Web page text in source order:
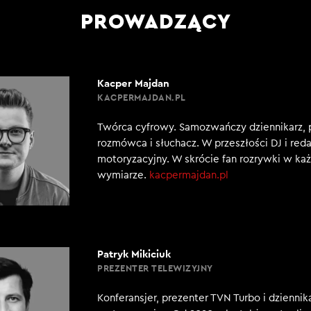
PROWADZĄCY
Kacper Majdan
KACPERMAJDAN.PL
Twórca cyfrowy. Samozwańczy dziennikarz,
rozmówca i słuchacz. W przeszłości DJ i
motoryzacyjny. W skrócie fan rozrywki w
wymiarze. kacpermajdan.pl
Patryk Mikiciuk
PREZENTER TELEWIZYJNY
Konferansjer, prezenter TVN Turbo i